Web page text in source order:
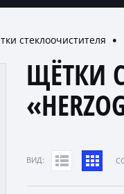
стеклоочистителя ●
ЩЁТКИ
ВИД: